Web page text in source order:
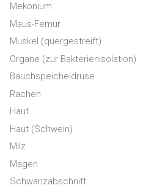
Mekonium
Maus-Femur
Muskel (quergestreift)
Organe (zur Bakterienisolation)
Bauchspeicheldrüse
Rachen
Haut
Haut (Schwein)
Milz
Magen
Schwanzabschnitt